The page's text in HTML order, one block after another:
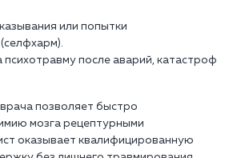
или попытки
после аварий, катастроф
позволяет быстро
мозга рецептурными
оказывает квалифицированную